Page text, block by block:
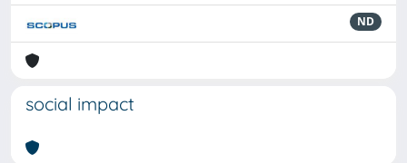
ND
social impact